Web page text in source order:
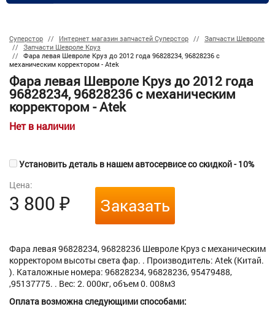
Суперстор Интернет магазин запчастей Суперстор
Запчасти Шевроле
Запчасти Шевроле Круз
Фара левая Шевроле Круз до 2012 года 96828234, 96828236 с
механическим корректором - Atek
Фара левая Шевроле Круз до 2012 года
96828234, 96828236 с механическим
корректором - Atek
Нет в наличии
Установить деталь в нашем автосервисе со скидкой - 10%
Цена:
3 800 ₽ Заказать
Фара левая 96828234, 96828236 Шевроле Круз с механическим
корректором высоты света фар. . Производитель: Atek (Китай.
). Каталожные номера: 96828234, 96828236, 95479488,
,95137775. . Вес: 2. 000кг, объем 0. 008м3
Оплата возможна следующими способами: